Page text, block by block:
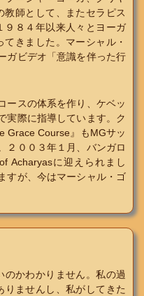
教師として、またセラピス
９８４年以来人々とヨーガ
てきました。マーシャル・
ガビデオ「意識を伴った行
ースの体系を作り、ケベッ
実際に指導しています。ク
Grace Course』もMGサッ
２００３年１月、バンガロ
Acharyasに迎えられまし
すが、今はマーシャル・ゴ
のかわかりません。私の過
りませんし、私がしてきた